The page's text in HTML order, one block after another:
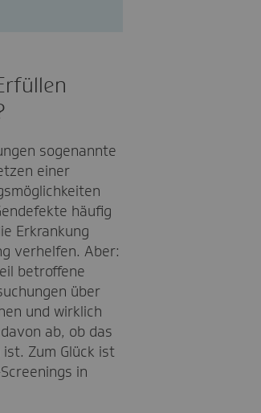
sogenannte
einer
häufig
Erkrankung
verhelfen. Aber:
betroffene
über
und wirklich
ab, ob das
Zum Glück ist
in